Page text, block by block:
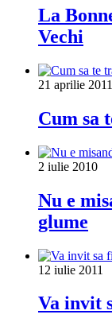
La
Vechi
21 aprilie 2011
Cum sa
2 iulie 2010
Nu e
glume
12 iulie 2011
Va invit